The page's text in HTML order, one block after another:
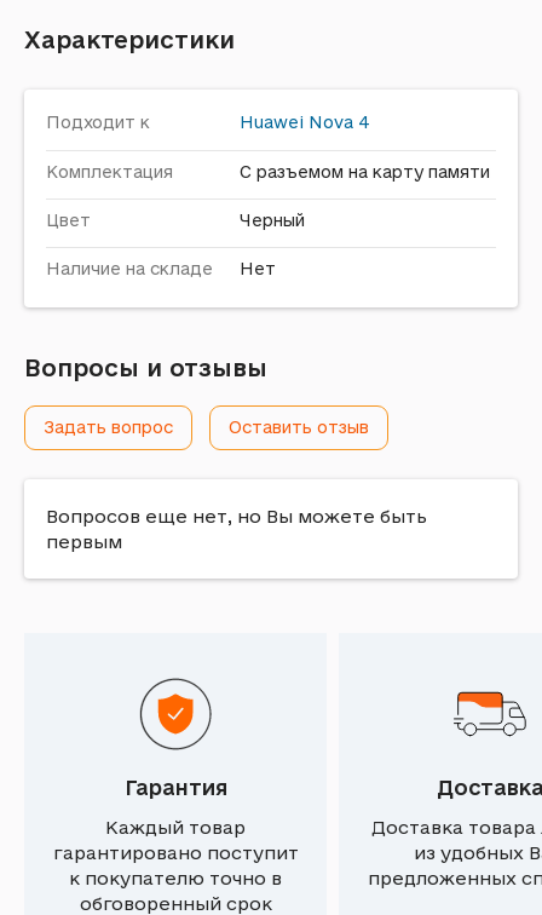
Характеристики
Подходит к Huawei Nova 4
Комплектация С разъемом на карту памяти
Цвет Черный
Наличие на складе Нет
Вопросы и отзывы
Задать вопрос Оставить отзыв
Вопросов еще нет, но Вы можете быть
первым
Гарантия
Каждый товар
гарантировано поступит
к покупателю точно в
обговоренный срок
Доставка
из удобных
предложенных